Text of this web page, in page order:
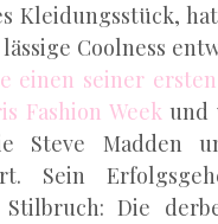
Kleidungsstück,
Coolness
einen seiner
Fashion Weekund
Steve Madden
Sein
Stilbruch: Die